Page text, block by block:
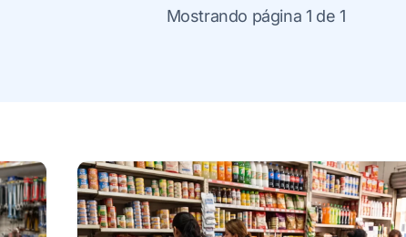
Mostrando página 1 de 1